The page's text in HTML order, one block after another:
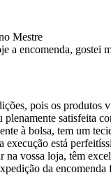
Mestre
a encomenda, gostei
pois os produtos
plenamente satisfeita
à bolsa, tem um
execução está
na vossa loja, têm
da